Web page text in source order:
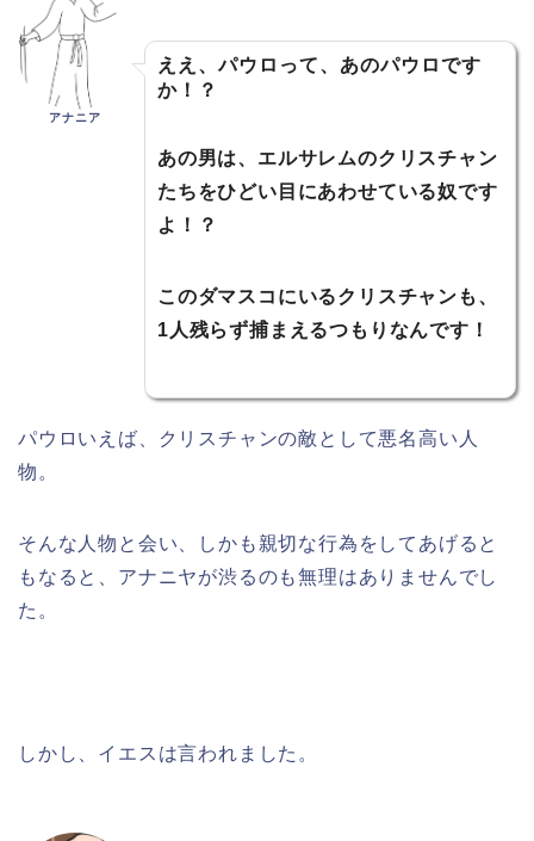
アナニア
ええ、パウロって、あのパウロです
か！？
あの男は、エルサレムのクリスチャン
たちをひどい目にあわせている奴です
よ！？
このダマスコにいるクリスチャンも、
1人残らず捕まえるつもりなんです！
パウロいえば、クリスチャンの敵として悪名高い人
物。
そんな人物と会い、しかも親切な行為をしてあげると
もなると、アナニヤが渋るのも無理はありませんでし
た。
しかし、イエスは言われました。